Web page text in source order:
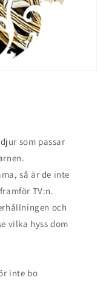
djur som passar
så är de inte
TV:n.
och
vilka hyss dom
inte bo